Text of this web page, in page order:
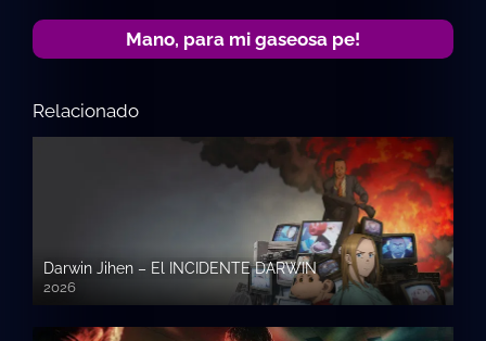
Mano, para mi gaseosa pe!
Relacionado
Darwin Jihen – El INCIDENTE DARWIN
2026